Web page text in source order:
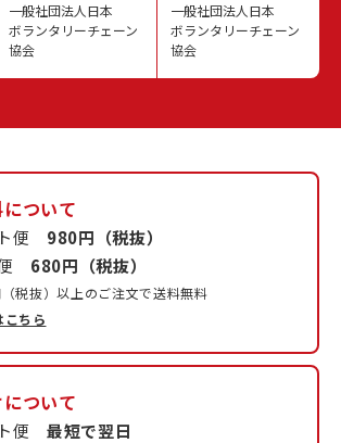
一般社団法人日本
ボランタリーチェーン
協会
一般社団法人日本
ボランタリーチェーン
協会
ついて
便 980円（税抜）
680円（税抜）
税抜）以上のご注文で送料無料
こちら
ついて
ト便最短で翌日